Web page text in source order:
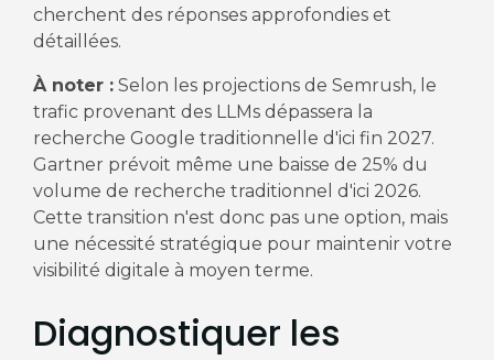
cherchent des réponses approfondies et
détaillées.
À noter :Selon les projections de Semrush, le
trafic provenant des LLMs dépassera la
recherche Google traditionnelle d'ici fin 2027.
Gartner prévoit même une baisse de 25% du
volume de recherche traditionnel d'ici 2026.
Cette transition n'est donc pas une option, mais
une nécessité stratégique pour maintenir votre
visibilité digitale à moyen terme.
Diagnostiquer les